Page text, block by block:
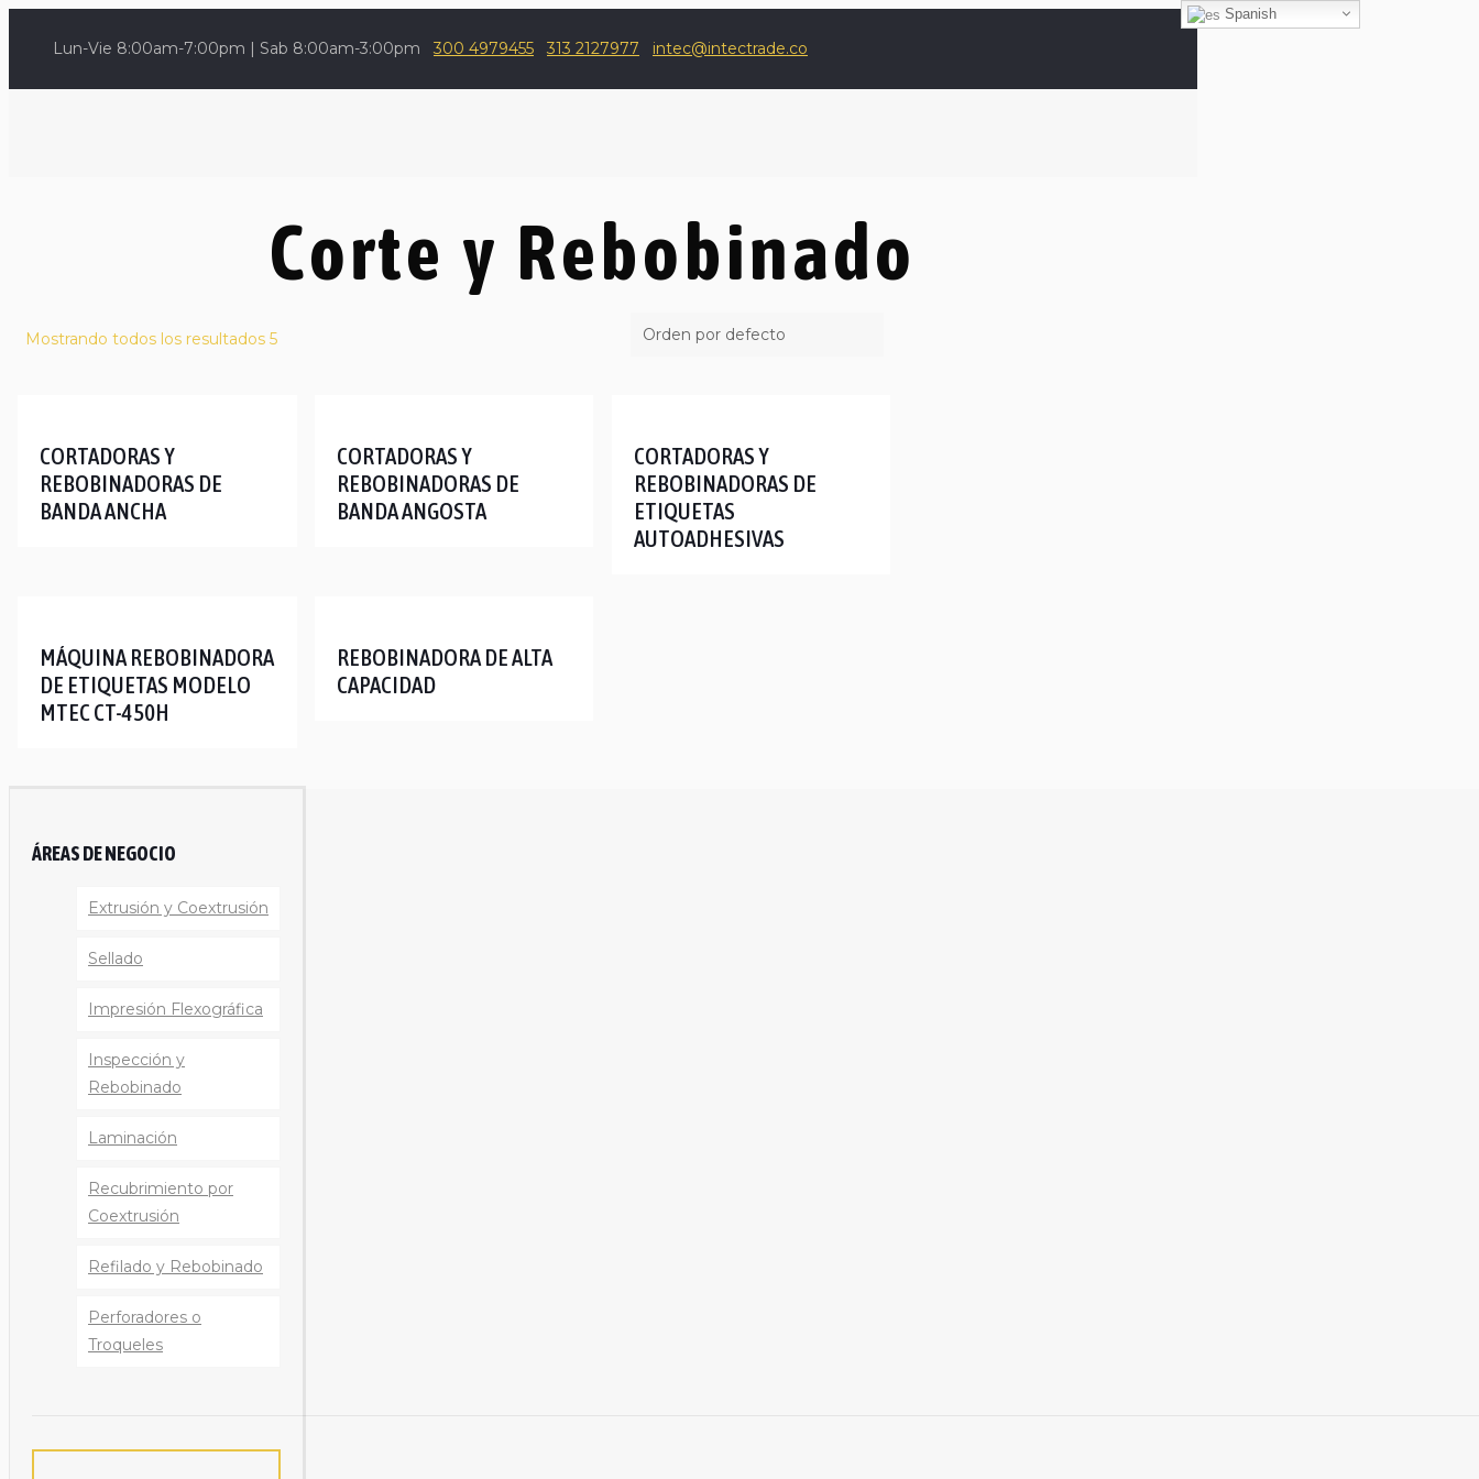
Lun-Vie 8:00am-7:00pm | Sab 8:00am-3:00pm 300 4979455 313 2127977 intec@intectrade.co
Corte y Rebobinado
Mostrando todos los resultados 5
CORTADORAS Y
REBOBINADORAS DE
BANDA ANCHA
CORTADORAS Y
REBOBINADORAS DE
BANDA ANGOSTA
CORTADORAS Y
REBOBINADORAS DE
ETIQUETAS
AUTOADHESIVAS
MÁQUINA REBOBINADORA
DE ETIQUETAS MODELO
MTEC CT-450H
REBOBINADORA DE ALTA
CAPACIDAD
ÁREAS DE NEGOCIO
Extrusión y Coextrusión
Sellado
Impresión Flexográfica
Inspección y
Rebobinado
Laminación
Recubrimiento por
Coextrusión
Refilado y Rebobinado
Perforadores o
Troqueles
Spanish